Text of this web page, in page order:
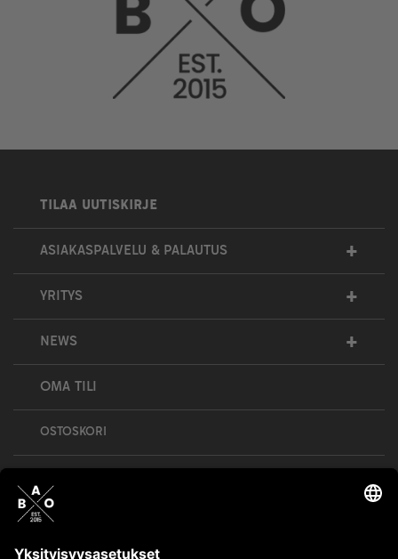
TILAA UUTISKIRJE
ASIAKASPALVELU & PALAUTUS +
YRITYS +
NEWS +
OMA TILI
OSTOSKORI
Bull’s All Out is social – follow us and show
your passion!